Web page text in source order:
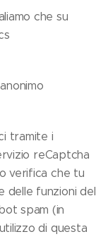
che su
tramite i
reCaptcha
verifica che tu
delle funzioni del
spam (in
di questa